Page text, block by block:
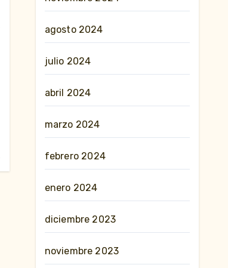
agosto 2024
julio 2024
abril 2024
marzo 2024
febrero 2024
enero 2024
diciembre 2023
noviembre 2023